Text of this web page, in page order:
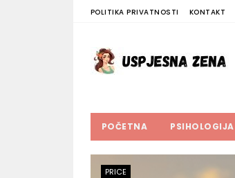
POLITIKA PRIVATNOSTI KONTAKT
POČETNA PSIHOLOGIJA
PRICE